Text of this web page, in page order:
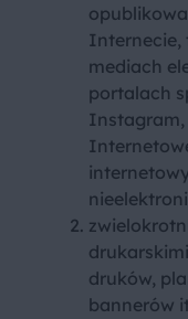
Internecie,
mediach
portalach
Instagram,
druków,
bannerów